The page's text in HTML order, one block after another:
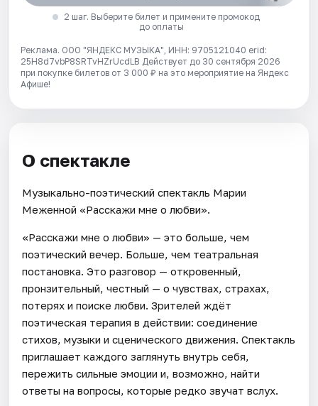
2 шаг. Выберите билет и примените промокод
до оплаты
Реклама. ООО "ЯНДЕКС МУЗЫКА", ИНН: 9705121040 erid:
25H8d7vbP8SRTvHZrUcdLB Действует до 30 сентября 2026
при покупке билетов от 3 000 ₽ на это мероприятие на Яндекс
Афише!
О спектакле
Музыкально-поэтический спектакль Марии
Меженной «Расскажи мне о любви».
«Расскажи мне о любви» — это больше, чем
поэтический вечер. Больше, чем театральная
постановка. Это разговор — откровенный,
пронзительный, честный — о чувствах, страхах,
потерях и поиске любви. Зрителей ждёт
поэтическая терапия в действии: соединение
стихов, музыки и сценического движения. Спектакль
приглашает каждого заглянуть внутрь себя,
пережить сильные эмоции и, возможно, найти
ответы на вопросы, которые редко звучат вслух.